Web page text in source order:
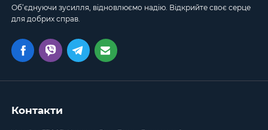
Об’єднуючи зусилля, відновлюємо надію. Відкрийте своє серце
для добрих справ.
Контакти